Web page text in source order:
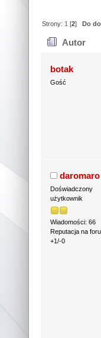
Strony: 1 [2]Do
Autor
botak
Gość
daromaro
Doświadczony
użytkownik
Wiadomości: 66
Reputacja na
+1/-0